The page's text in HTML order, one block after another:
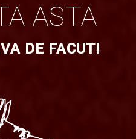
ASTA
DE FACUT!